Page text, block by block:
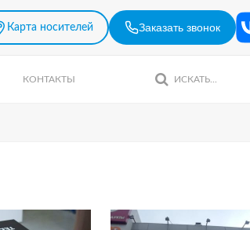
Карта носителей Заказать звонок
КОНТАКТЫ